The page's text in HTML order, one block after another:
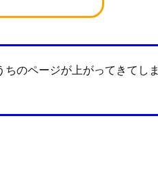
のページが上がってきてしま